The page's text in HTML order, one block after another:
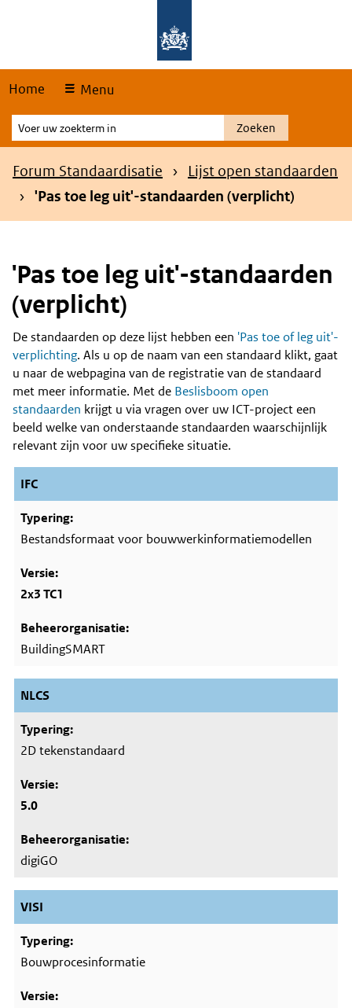
Home Menu
Voer
uw
zoekterm
Zoeken
Kruimelpad
Forum Standaardisatie
Lijst open standaarden
'Pas toe leg uit'-standaarden (verplicht)
'Pas toe leg uit'-standaarden
(verplicht)
Content
De standaarden op deze lijst hebben een 'Pas toe of leg uit'-
verplichting. Als u op de naam van een standaard klikt, gaat
u naar de webpagina van de registratie van de standaard
met meer informatie. Met de Beslisboom open
standaarden krijgt u via vragen over uw ICT-project een
beeld welke van onderstaande standaarden waarschijnlijk
relevant zijn voor uw specifieke situatie.
IFC
Bestandsformaat voor bouwwerkinformatiemodellen
2x3 TC1
BuildingSMART
NLCS
2D tekenstandaard
5.0
digiGO
VISI
Bouwprocesinformatie